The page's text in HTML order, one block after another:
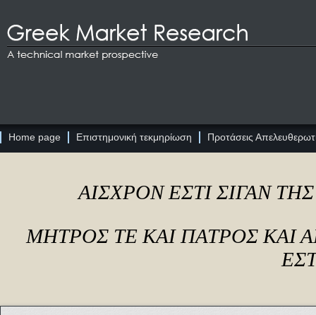
Home page Επιστημονική τεκμηρίωση Προτάσεις
ΑΙΣΧΡΟΝ ΕΣΤΙ ΣΙΓΑΝ
ΜΗΤΡΟΣ ΤΕ ΚΑΙ ΠΑΤΡΟΣ ΚΑΙ